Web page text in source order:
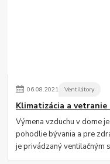
06.08.2021 Ventilátory
Klimatizácia a
Výmena vzduchu v dome
pohodlie bývania a pre
je privádzaný ventilačným